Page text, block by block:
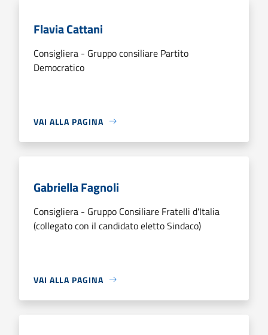
Flavia Cattani
Consigliera - Gruppo consiliare Partito
Democratico
VAI ALLA PAGINA
Gabriella Fagnoli
Consigliera - Gruppo Consiliare Fratelli d'Italia
(collegato con il candidato eletto Sindaco)
VAI ALLA PAGINA